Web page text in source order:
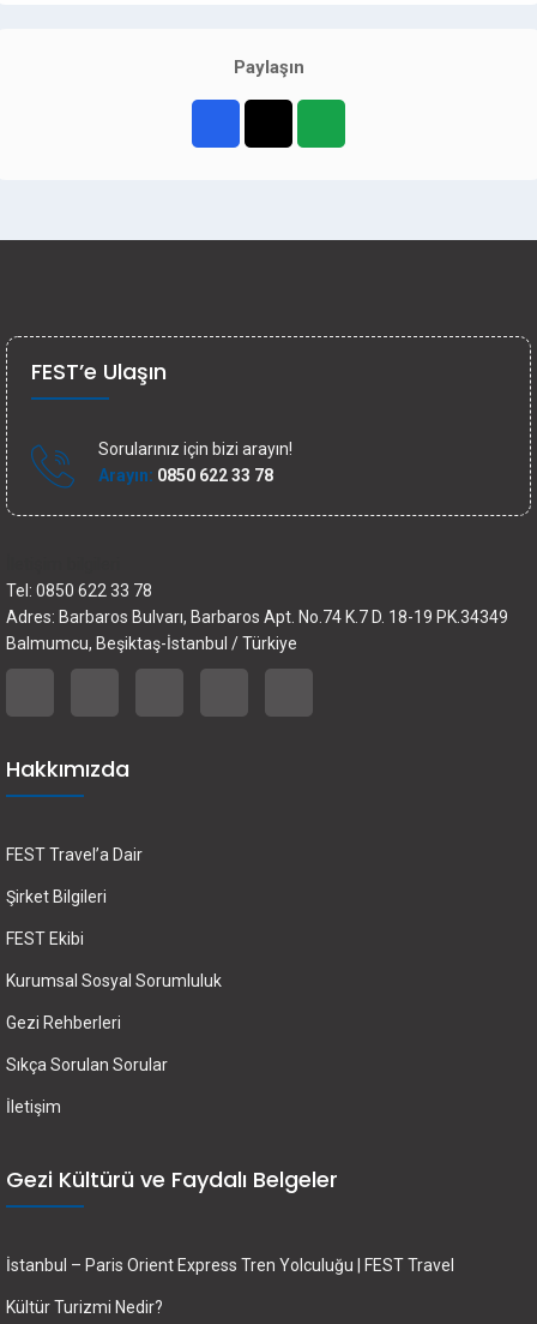
Paylaşın
FEST’e Ulaşın
Sorularınız için bizi arayın!
Arayın: 0850 622 33 78
Tel: 0850 622 33 78
Adres: Barbaros Bulvarı, Barbaros Apt. No.74 K.7 D. 18-19 PK.34349
Balmumcu, Beşiktaş-İstanbul / Türkiye
Hakkımızda
FEST Travel’a Dair
Şirket Bilgileri
FEST Ekibi
Kurumsal Sosyal Sorumluluk
Gezi Rehberleri
Sıkça Sorulan Sorular
İletişim
Gezi Kültürü ve Faydalı Belgeler
İstanbul – Paris Orient Express Tren Yolculuğu | FEST Travel
Kültür Turizmi Nedir?